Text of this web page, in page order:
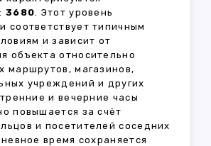
3680. Этот уровень
соответствует типичным
и зависит от
объекта относительно
маршрутов, магазинов,
учреждений и других
и вечерние часы
повышается за счёт
и посетителей соседних
время сохраняется